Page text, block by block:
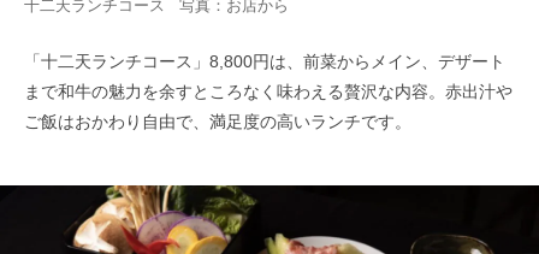
十二天ランチコース 写真：お店から
「十二天ランチコース」8,800円は、前菜からメイン、デザート
まで和牛の魅力を余すところなく味わえる贅沢な内容。赤出汁や
ご飯はおかわり自由で、満足度の高いランチです。